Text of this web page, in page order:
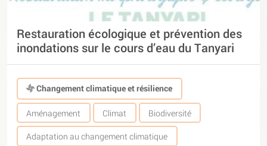
Restauration écologique et prévention des
inondations sur le cours d’eau du Tanyari
Changement climatique et résilience
Aménagement Climat Biodiversité
Adaptation au changement climatique